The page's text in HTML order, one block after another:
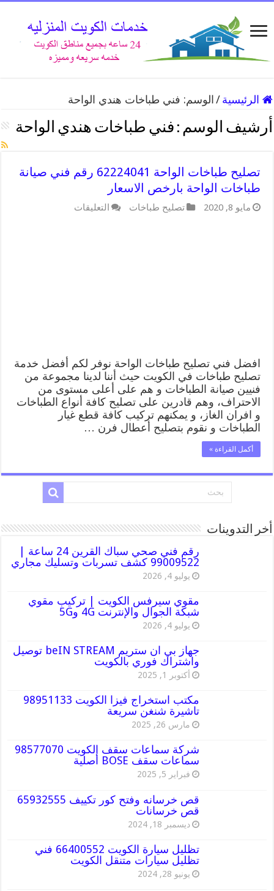
الرئيسية / الوسم: فني طباخات هندي الواحة
أرشيف الوسم : فني طباخات هندي الواحة
تصليح طباخات الواحة 62224041 رقم فني صيانة
طباخات الواحة بارخص الاسعار
مايو 8, 2020 تصليح طباخات التعليقات
افضل فني تصليح طباخات الواحة نوفر لكم أفضل خدمة
تصليح طباخات في الكويت حيث أننا لدينا مجموعة من
فنيين صيانة الطباخات و هم على أعلى مستوى من
الاحتراف، وهم قادرين على تصليح كافة أنواع الطباخات
و افران الغاز، و يمكنهم تركيب كافة قطع غيار
الطباخات و نقوم بتصليح أعطال فرن …
أكمل القراءة »
أخر التدوينات
رقم فني صحي سباك القرين 24 ساعة |
99009522 كشف تسربات وتسليك مجاري
يوليو 4, 2026
مقوي سيرفس الكويت | تركيب مقوي
شبكة الجوال والإنترنت 4G و5G
يوليو 4, 2026
جهاز بي ان ستريم beIN STREAM توصيل
واشتراك فوري بالكويت
أكتوبر 1, 2025
مكتب استخراج فيزا الكويت 98951133
تاشيرة شنغن سريعة
مارس 26, 2025
شركة سماعات سقف الكويت 98577070
سماعات سقف BOSE أصلية
فبراير 5, 2025
قص خرسانه وفتح كور تكييف 65932555
قص خرسانات
ديسمبر 18, 2024
تظليل سيارة الكويت 66400552 فني
تظليل سيارات متنقل الكويت
يونيو 28, 2024